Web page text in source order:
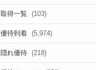
取得一覧 (103)
優待到着 (5,974)
隠れ優待 (218)